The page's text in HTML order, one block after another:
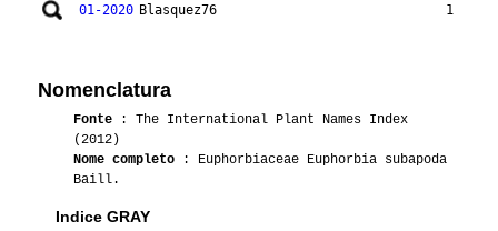
01-2020 Blasquez76 1
Nomenclatura
Fonte : The International Plant Names Index
(2012)
Nome completo : Euphorbiaceae Euphorbia subapoda
Baill.
Indice GRAY